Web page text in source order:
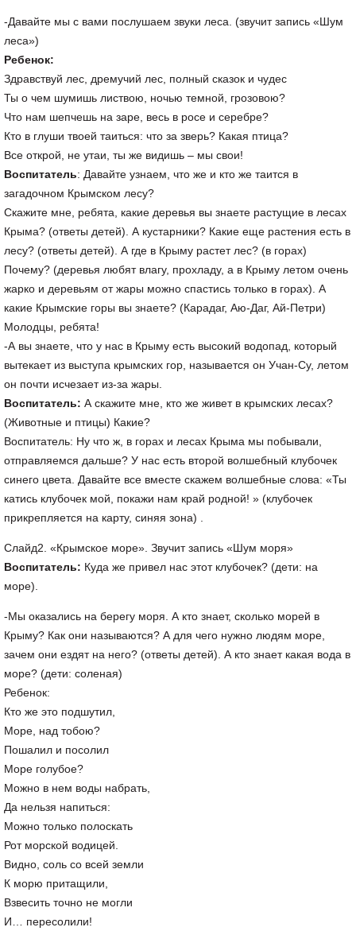
-Давайте мы с вами послушаем звуки леса. (звучит запись «Шум
леса»)
Ребенок:
Здравствуй лес, дремучий лес, полный сказок и чудес
Ты о чем шумишь листвою, ночью темной, грозовою?
Что нам шепчешь на заре, весь в росе и серебре?
Кто в глуши твоей таиться: что за зверь? Какая птица?
Все открой, не утаи, ты же видишь – мы свои!
Воспитатель: Давайте узнаем, что же и кто же таится в
загадочном Крымском лесу?
Скажите мне, ребята, какие деревья вы знаете растущие в лесах
Крыма? (ответы детей). А кустарники? Какие еще растения есть в
лесу? (ответы детей). А где в Крыму растет лес? (в горах)
Почему? (деревья любят влагу, прохладу, а в Крыму летом очень
жарко и деревьям от жары можно спастись только в горах). А
какие Крымские горы вы знаете? (Карадаг, Аю-Даг, Ай-Петри)
Молодцы, ребята!
-А вы знаете, что у нас в Крыму есть высокий водопад, который
вытекает из выступа крымских гор, называется он Учан-Су, летом
он почти исчезает из-за жары.
Воспитатель: А скажите мне, кто же живет в крымских лесах?
(Животные и птицы) Какие?
Воспитатель: Ну что ж, в горах и лесах Крыма мы побывали,
отправляемся дальше? У нас есть второй волшебный клубочек
синего цвета. Давайте все вместе скажем волшебные слова: «Ты
катись клубочек мой, покажи нам край родной! » (клубочек
прикрепляется на карту, синяя зона) .
Слайд2. «Крымское море». Звучит запись «Шум моря»
Воспитатель: Куда же привел нас этот клубочек? (дети: на
море).
-Мы оказались на берегу моря. А кто знает, сколько морей в
Крыму? Как они называются? А для чего нужно людям море,
зачем они ездят на него? (ответы детей). А кто знает какая вода в
море? (дети: соленая)
Ребенок:
Кто же это подшутил,
Море, над тобою?
Пошалил и посолил
Море голубое?
Можно в нем воды набрать,
Да нельзя напиться:
Можно только полоскать
Рот морской водицей.
Видно, соль со всей земли
К морю притащили,
Взвесить точно не могли
И… пересолили!